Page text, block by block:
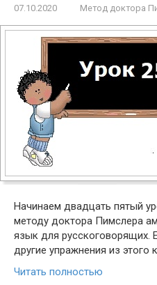
07.10.2020 Метод доктора
Начинаем двадцать пятый
методу доктора Пимслера
язык для русскоговорящих.
другие упражнения из этого
Читать полностью